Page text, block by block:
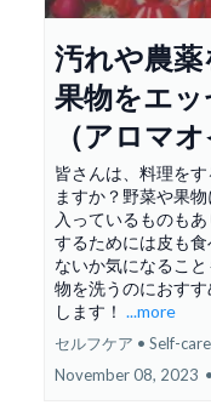
汚れや農
果物をエ
（アロマ
皆さんは、料理を
ますか？野菜や果
入っているものも
するためには皮も
ないか気になるこ
物を洗うのにおす
します！ ...more
セルフケア • Self-care
November 08, 2023 •